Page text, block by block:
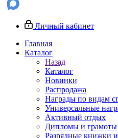
Личный кабинет
Главная
Каталог
Назад
Каталог
Новинки
Распродажа
Награды по видам
Универсальные
Активный отдых
Дипломы и грамоты
Разрядные книжки и